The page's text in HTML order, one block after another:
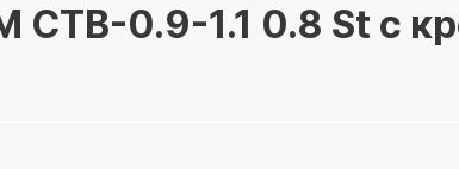
CTB-0.9-1.1 0.8 St с